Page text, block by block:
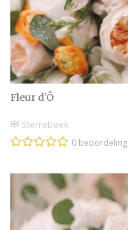
Fleur d'Ô
Sterrebeek
0 beoordeling